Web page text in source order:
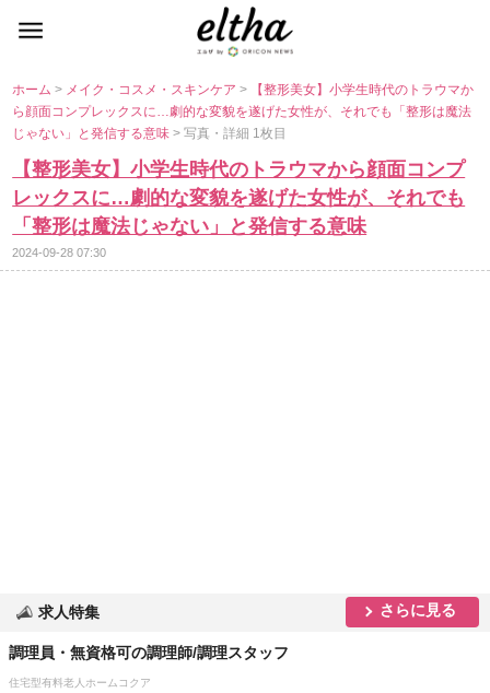
ホーム> メイク・コスメ・スキンケア>
【整形美女】小学生時代のトラウマか
ら顔面コンプレックスに…劇的な変貌を遂げた女性が、それでも「整形は魔法
じゃない」と発信する意味> 写真・詳細 1枚目
【整形美女】小学生時代のトラウマから顔面コンプ
レックスに…劇的な変貌を遂げた女性が、それでも
「整形は魔法じゃない」と発信する意味
2024-09-28 07:30
求人特集 さらに見る
調理員・無資格可の調理師/調理スタッフ
住宅型有料老人ホームコクア